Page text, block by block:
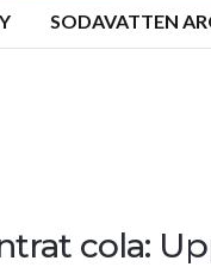
SODAVATTEN
cola: